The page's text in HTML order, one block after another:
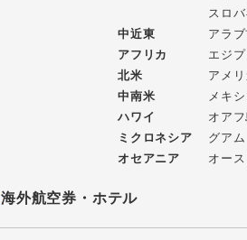
スロ
中近東
アラ
アフリカ
エジプ
北米
アメリ
中南米
メキシ
ハワイ
オアフ
ミクロネシア
グアム
オセアニア
オー
海外航空券・ホテル